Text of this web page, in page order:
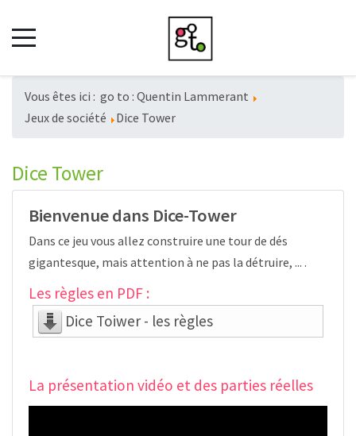
Vous êtes ici : go to : Quentin Lammerant
Jeux de société
Dice Tower
Dice Tower
Bienvenue dans Dice-Tower
Dans ce jeu vous allez construire une tour de dés
gigantesque, mais attention à ne pas la détruire, ... .
Les règles en PDF :
Dice Toiwer - les règles
La présentation vidéo et des parties réelles